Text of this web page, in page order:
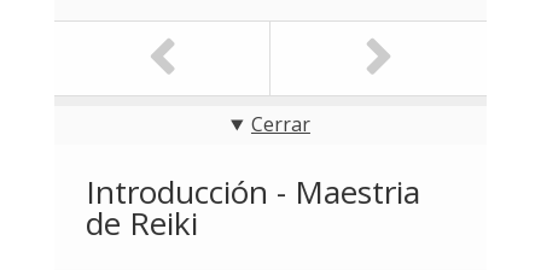
Cerrar
Introducción - Maestria
de Reiki